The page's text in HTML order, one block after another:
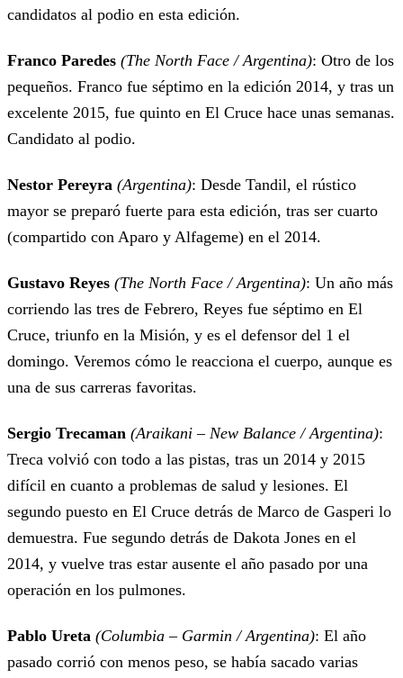
candidatos al podio en esta edición.
Franco Paredes (The North Face / Argentina): Otro de los
pequeños. Franco fue séptimo en la edición 2014, y tras un
excelente 2015, fue quinto en El Cruce hace unas semanas.
Candidato al podio.
Nestor Pereyra (Argentina): Desde Tandil, el rústico
mayor se preparó fuerte para esta edición, tras ser cuarto
(compartido con Aparo y Alfageme) en el 2014.
Gustavo Reyes (The North Face / Argentina): Un año más
corriendo las tres de Febrero, Reyes fue séptimo en El
Cruce, triunfo en la Misión, y es el defensor del 1 el
domingo. Veremos cómo le reacciona el cuerpo, aunque es
una de sus carreras favoritas.
Sergio Trecaman (Araikani – New Balance / Argentina):
Treca volvió con todo a las pistas, tras un 2014 y 2015
difícil en cuanto a problemas de salud y lesiones. El
segundo puesto en El Cruce detrás de Marco de Gasperi lo
demuestra. Fue segundo detrás de Dakota Jones en el
2014, y vuelve tras estar ausente el año pasado por una
operación en los pulmones.
Pablo Ureta (Columbia – Garmin / Argentina): El año
pasado corrió con menos peso, se había sacado varias